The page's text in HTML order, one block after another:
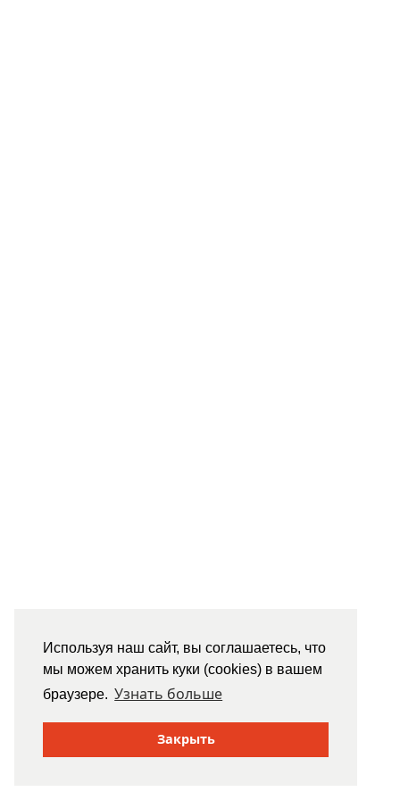
Используя наш сайт, вы соглашаетесь, что
мы можем хранить куки (cookies) в вашем
браузере. Узнать больше
Закрыть